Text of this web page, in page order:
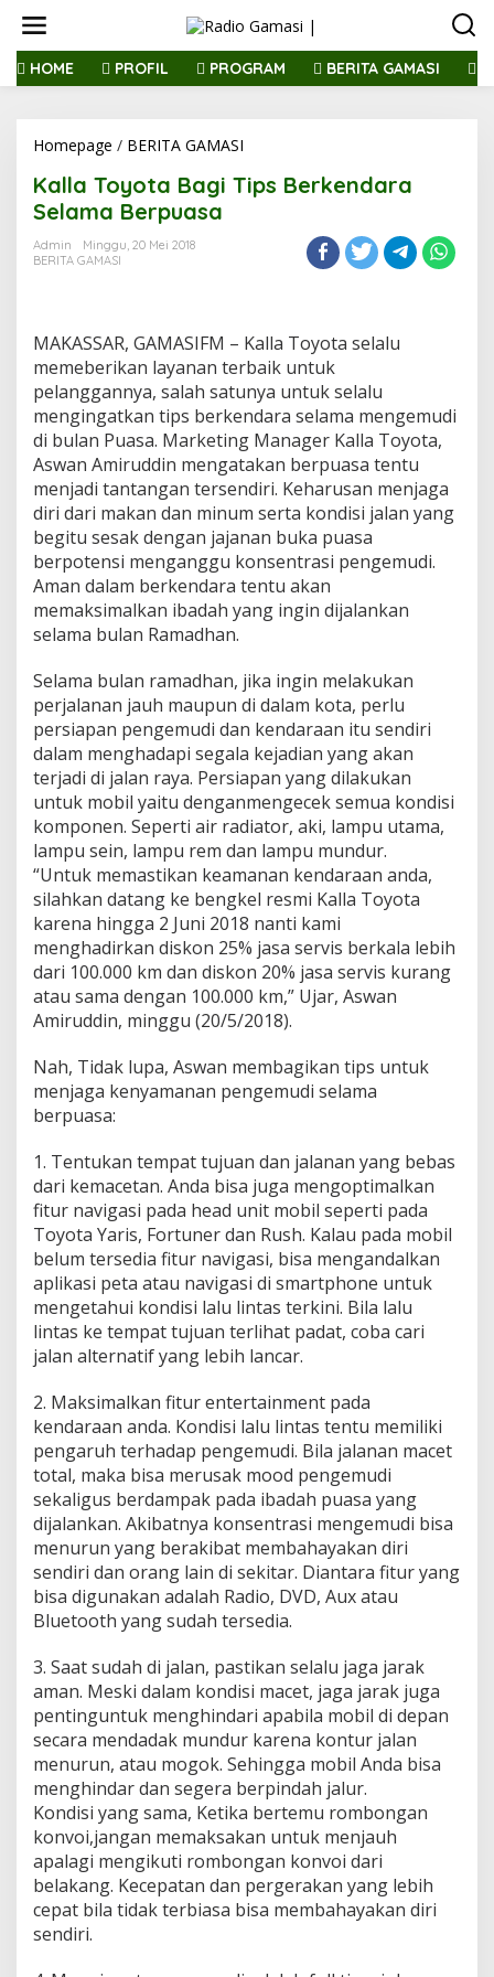
t
HOME PROFIL PROGRAM BERITA GAMASI
Homepage / BERITA GAMASI
l
a
B
a
g
i
T
i
p
s
B
e
r
k
e
n
r
a
S
e
l
a
m
a
B
e
r
p
u
a
s
a
Kalla Toyota Bagi Tips Berkendara
Selama Berpuasa
Admin
Minggu, 20 Mei 2018
BERITA GAMASI
MAKASSAR, GAMASIFM – Kalla Toyota selalu
memeberikan layanan terbaik untuk
pelanggannya, salah satunya untuk selalu
mengingatkan tips berkendara selama mengemudi
di bulan Puasa. Marketing Manager Kalla Toyota,
Aswan Amiruddin mengatakan berpuasa tentu
menjadi tantangan tersendiri. Keharusan menjaga
diri dari makan dan minum serta kondisi jalan yang
begitu sesak dengan jajanan buka puasa
berpotensi menganggu konsentrasi pengemudi.
Aman dalam berkendara tentu akan
memaksimalkan ibadah yang ingin dijalankan
selama bulan Ramadhan.
Selama bulan ramadhan, jika ingin melakukan
perjalanan jauh maupun di dalam kota, perlu
persiapan pengemudi dan kendaraan itu sendiri
dalam menghadapi segala kejadian yang akan
terjadi di jalan raya. Persiapan yang dilakukan
untuk mobil yaitu denganmengecek semua kondisi
komponen. Seperti air radiator, aki, lampu utama,
lampu sein, lampu rem dan lampu mundur.
“Untuk memastikan keamanan kendaraan anda,
silahkan datang ke bengkel resmi Kalla Toyota
karena hingga 2 Juni 2018 nanti kami
menghadirkan diskon 25% jasa servis berkala lebih
dari 100.000 km dan diskon 20% jasa servis kurang
atau sama dengan 100.000 km,” Ujar, Aswan
Amiruddin, minggu (20/5/2018).
Nah, Tidak lupa, Aswan membagikan tips untuk
menjaga kenyamanan pengemudi selama
berpuasa:
1. Tentukan tempat tujuan dan jalanan yang bebas
dari kemacetan. Anda bisa juga mengoptimalkan
fitur navigasi pada head unit mobil seperti pada
Toyota Yaris, Fortuner dan Rush. Kalau pada mobil
belum tersedia fitur navigasi, bisa mengandalkan
aplikasi peta atau navigasi di smartphone untuk
mengetahui kondisi lalu lintas terkini. Bila lalu
lintas ke tempat tujuan terlihat padat, coba cari
jalan alternatif yang lebih lancar.
2. Maksimalkan fitur entertainment pada
kendaraan anda. Kondisi lalu lintas tentu memiliki
pengaruh terhadap pengemudi. Bila jalanan macet
total, maka bisa merusak mood pengemudi
sekaligus berdampak pada ibadah puasa yang
dijalankan. Akibatnya konsentrasi mengemudi bisa
menurun yang berakibat membahayakan diri
sendiri dan orang lain di sekitar. Diantara fitur yang
bisa digunakan adalah Radio, DVD, Aux atau
Bluetooth yang sudah tersedia.
3. Saat sudah di jalan, pastikan selalu jaga jarak
aman. Meski dalam kondisi macet, jaga jarak juga
pentinguntuk menghindari apabila mobil di depan
secara mendadak mundur karena kontur jalan
menurun, atau mogok. Sehingga mobil Anda bisa
menghindar dan segera berpindah jalur.
Kondisi yang sama, Ketika bertemu rombongan
konvoi,jangan memaksakan untuk menjauh
apalagi mengikuti rombongan konvoi dari
belakang. Kecepatan dan pergerakan yang lebih
cepat bila tidak terbiasa bisa membahayakan diri
sendiri.